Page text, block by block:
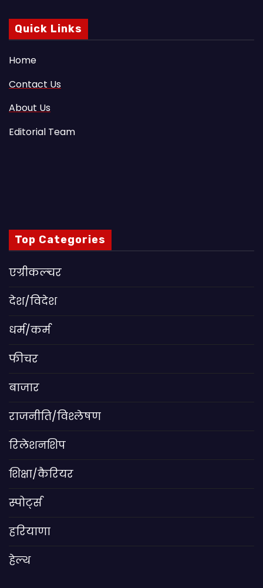
Quick Links
Home
Contact Us
About Us
Editorial Team
Top Categories
एग्रीकल्चर
देश/विदेश
धर्म/कर्म
फीचर
बाजार
राजनीति/विश्लेषण
रिलेशनशिप
शिक्षा/कैरियर
स्पोर्ट्स
हरियाणा
हेल्थ